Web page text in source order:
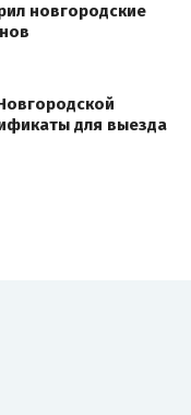
новгородские
для выезда